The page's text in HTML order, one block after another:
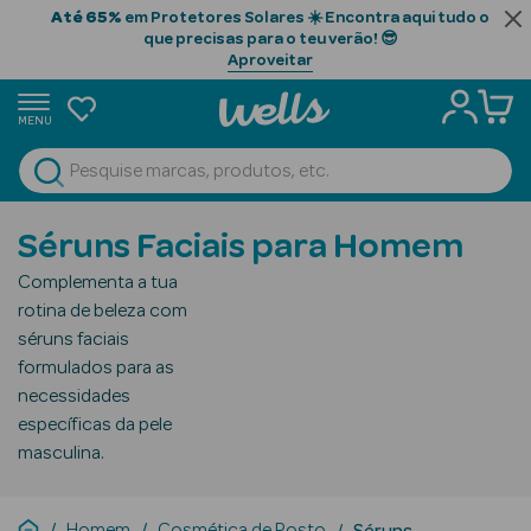
Até 65% em Protetores Solares ☀️ Encontra aqui tudo o
que precisas para o teu verão! 😎
Aproveitar
MENU
Ver Tudo
Beauty Season
Cabelo
Profissional
Beauty Season
Beauty Season
Luxo
Séruns Faciais para Homem
Complementa a tua
rotina de beleza com
séruns faciais
formulados para as
necessidades
específicas da pele
masculina.